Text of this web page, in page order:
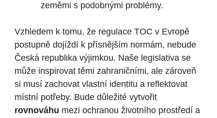
⁤zeměmi s podobnými problémy.
Vzhledem k tomu, ​že regulace TOC v Evropě
postupně dojíždí k přísnějším normám,‌ nebude
Česká republika ⁤výjimkou. ‌Naše legislativa se
může ⁤inspirovat těmi⁣ zahraničními, ale zároveň
si musí zachovat vlastní identitu a reflektovat‍
místní potřeby. Bude důležité vytvořit
rovnováhu mezi‌ ochranou životního prostředí a